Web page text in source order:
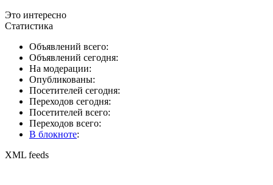
Это интересно
Статистика
Объявлений всего:
Объявлений сегодня:
На модерации:
Опубликованы:
Посетителей сегодня:
Переходов сегодня:
Посетителей всего:
Переходов всего:
В блокноте:
XML feeds